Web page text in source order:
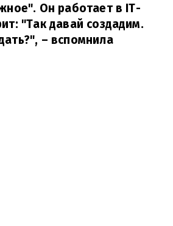
Он работает в IT-
"Так давай создадим.
– вспомнила